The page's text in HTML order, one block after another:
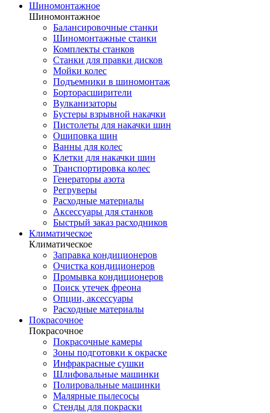
Шиномонтажное
Шиномонтажное
Балансировочные станки
Шиномонтажные станки
Комплекты станков
Станки для правки дисков
Мойки колес
Подъемники в шиномонтаж
Борторасширители
Вулканизаторы
Бустеры взрывной накачки
Пистолеты для накачки шин
Ошиповка шин
Ванны для колес
Клетки для накачки шин
Транспортировка колес
Генераторы азота
Регруверы
Расходные материалы
Аксессуары для станков
Быстрый заказ расходников
Климатическое
Климатическое
Заправка кондиционеров
Очистка кондиционеров
Промывка кондиционеров
Поиск утечек фреона
Опции, аксессуары
Расходные материалы
Покрасочное
Покрасочное
Покрасочные камеры
Зоны подготовки к окраске
Инфракрасные сушки
Шлифовальные машинки
Полировальные машинки
Малярные пылесосы
Стенды для покраски